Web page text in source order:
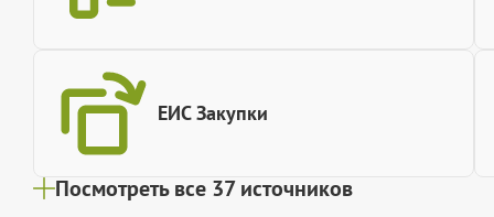
ЕИС Закупки
Посмотреть все 37 источников